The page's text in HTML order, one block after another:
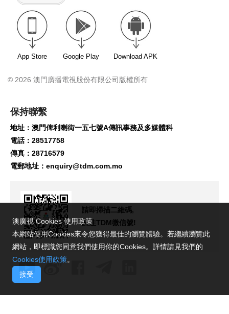
App Store Google Play Download APK
© 2026 澳門廣播電視股份有限公司版權所有
保持聯繫
地址：澳門俾利喇街一五七號A傳訊事務及多媒體科
電話：28517758
傳真：28716579
電郵地址： enquiry@tdm.com.mo
請即掃描二維碼,
關注TDM微信號!
澳廣視 Cookies 使用政策
本網站使用Cookies來令您獲得最佳的瀏覽體驗。若繼續瀏覽此
網站，即標識您同意我們使用你的Cookies。詳情請見我們的
Cookies使用政策。
接受